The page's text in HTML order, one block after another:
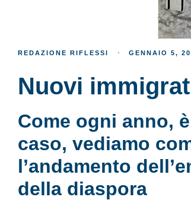
REDAZIONE RIFLESSI GENNAIO 5,
Nuovi
Come ogni anno,
caso, vediamo
l’andamento
della diaspora